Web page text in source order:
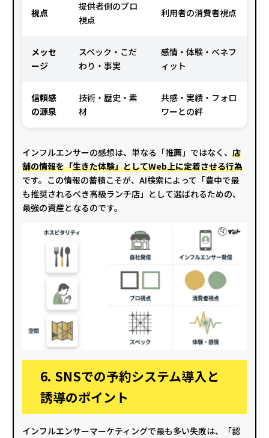
視点
提供者側のプロ
視点
利用者の消費者視点
メッセ
ージ
スペック・こだ
わり・事実
感情・体験・ベネフ
ィット
信頼感
の源泉
技術・歴史・素
材
共感・実績・フォロ
ワーとの絆
インフルエンサーの感想は、単なる「推薦」ではなく、 店
舗の情報を「生きた体験」としてWeb上に定着させる行為
です。この情報の蓄積こそが、AI検索によって「豊中で最
も推奨されるべき高級ランチ店」として選ばれるための、
最強の資産となるのです。
6. SNSでの予約システム導入と
誘導のポイント
インフルエンサーマーケティングで最も多い失敗は、「認